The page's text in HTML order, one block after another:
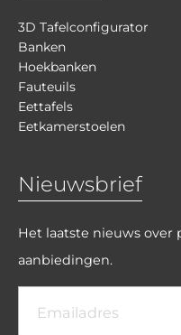
3D Tafelconfigurator
Banken
Hoekbanken
Fauteuils
Eettafels
Eetkamerstoelen
Nieuwsbrief
Het laatste nieuws
aanbiedingen.